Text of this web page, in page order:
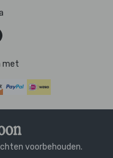
met
voorbehouden.